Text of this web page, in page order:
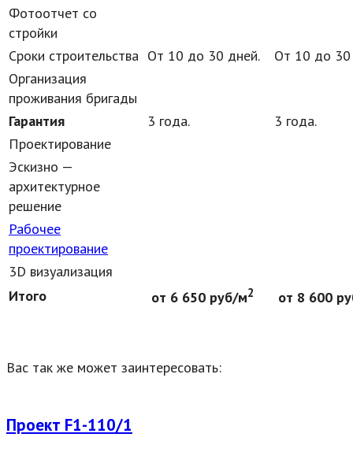
Фотоотчет со
стройки
Сроки строительства От 10 до 30 дней.
От 10 до 30
Организация
проживания бригады
Гарантия
3 года.
3 года.
Проектирование
Эскизно —
архитектурное
решение
Рабочее
проектирование
3D визуализация
Итого
от 6 650 руб/м2 от 8 600
Вас так же может заинтересовать:
Проект F1-110/1